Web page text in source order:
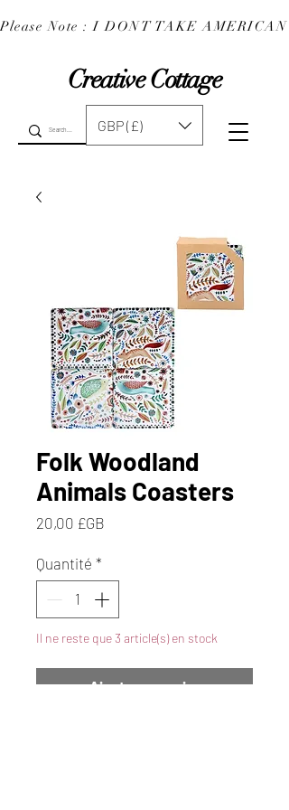
Creative Cottage
Please Note : I DONT TAKE
GBP (£)
Folk Woodland
Animals Coasters
20,00 £GB
Quantité *
Il ne reste que 3 article(s) en stock
Ajouter au panier